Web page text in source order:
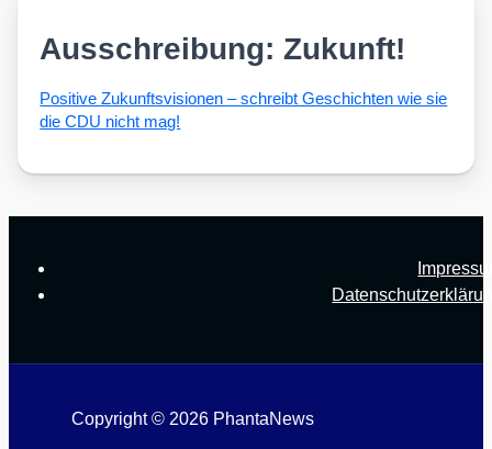
Ausschreibung: Zukunft!
Posi­ti­ve Zukunfts­vi­sio­nen – schreibt Geschich­ten wie sie
die CDU nicht mag!
Copyright © 2026 PhantaNews